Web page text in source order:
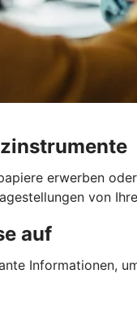
erwerben
von
auf
Informationen,